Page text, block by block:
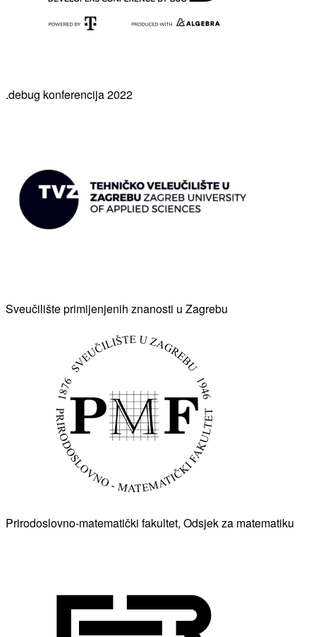
.debug konferencija 2022
Sveučilište primijenjenih znanosti u Zagrebu
Prirodoslovno-matematički fakultet, Odsjek za matematiku